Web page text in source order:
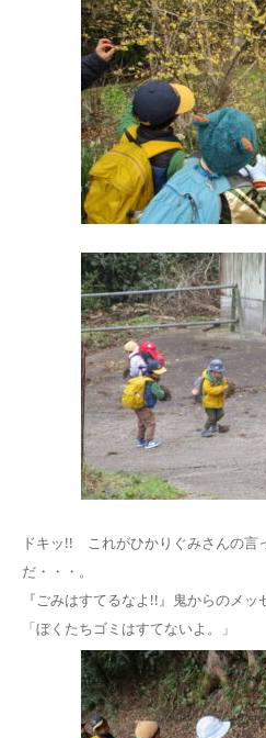
ドキッ!! これがひかりぐみさんの言
だ・・・。
『ごみはすてるなよ!!』鬼からのメッ
「ぼくたちゴミはすてないよ。」